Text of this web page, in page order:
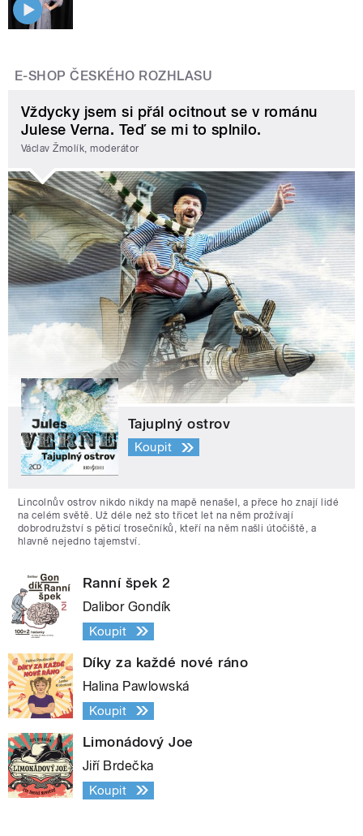
E-SHOP ČESKÉHO ROZHLASU
Vždycky jsem si přál ocitnout se v románu
Julese Verna. Teď se mi to splnilo.
Václav Žmolík, moderátor
Tajuplný ostrov
Koupit
Lincolnův ostrov nikdo nikdy na mapě nenašel, a přece ho znají lidé
na celém světě. Už déle než sto třicet let na něm prožívají
dobrodružství s pěticí trosečníků, kteří na něm našli útočiště, a
hlavně nejedno tajemství.
Ranní špek 2
Dalibor Gondík
Koupit
Díky za každé nové ráno
Halina Pawlowská
Koupit
Limonádový Joe
Jiří Brdečka
Koupit